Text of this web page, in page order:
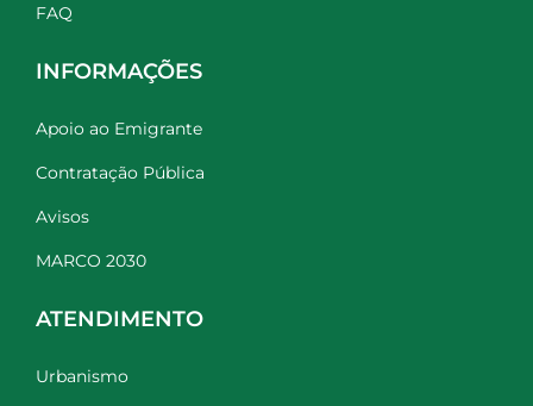
FAQ
INFORMAÇÕES
Apoio ao Emigrante
Contratação Pública
Avisos
MARCO 2030
ATENDIMENTO
Urbanismo